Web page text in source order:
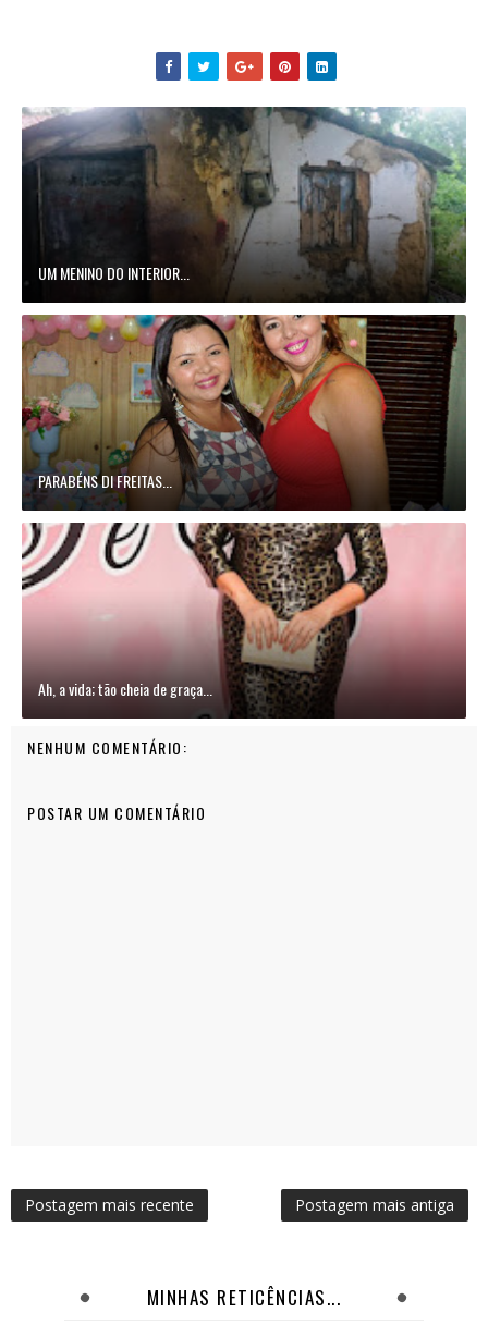
UM MENINO DO INTERIOR...
PARABÉNS DI FREITAS...
Ah, a vida; tão cheia de graça...
NENHUM COMENTÁRIO:
POSTAR UM COMENTÁRIO
Postagem mais recente Postagem mais antiga
MINHAS RETICÊNCIAS...